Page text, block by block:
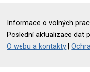
Informace o volných
Poslední aktualizace dat
O webu a kontakty |